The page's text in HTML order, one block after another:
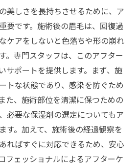
美しさを長持ちさせるために、ア
要です。施術後の眉毛は、回復過
ケアをしないと色落ちや形の崩れ
。専門スタッフは、このアフター
サポートを提供します。まず、施
トな状態であり、感染を防ぐため
た、施術部位を清潔に保つための
必要な保湿剤の選定についてもア
す。加えて、施術後の経過観察を
ればすぐに対応できるため、安心
フェッショナルによるアフターケ